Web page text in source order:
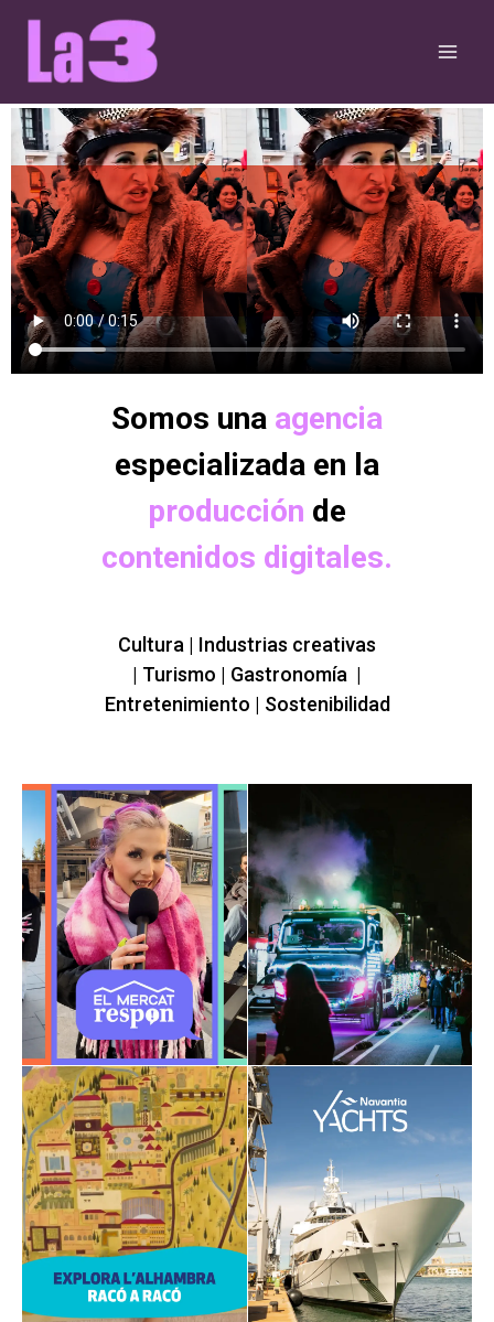
contenido
Somos una agencia
especializada en la
producción de
contenidos digitales.
Cultura | Industrias creativas
| Turismo | Gastronomía |
Entretenimiento | Sostenibilidad